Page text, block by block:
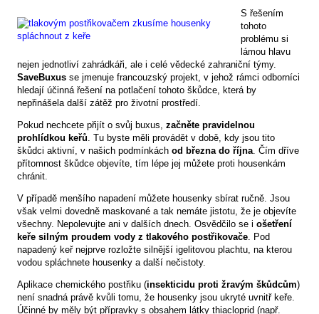
S řešením
tohoto
problému si
lámou hlavu
nejen jednotliví zahrádkáři, ale i celé vědecké zahraniční týmy.
SaveBuxus se jmenuje francouzský projekt, v jehož rámci odborníci
hledají účinná řešení na potlačení tohoto škůdce, která by
nepřinášela další zátěž pro životní prostředí.
Pokud nechcete přijít o svůj buxus, začněte pravidelnou
prohlídkou keřů . Tu byste měli provádět v době, kdy jsou tito
škůdci aktivní, v našich podmínkách od března do října . Čím dříve
přítomnost škůdce objevíte, tím lépe jej můžete proti housenkám
chránit.
V případě menšího napadení můžete housenky sbírat ručně. Jsou
však velmi dovedně maskované a tak nemáte jistotu, že je objevíte
všechny. Nepolevujte ani v dalších dnech. Osvědčilo se i ošetření
keře silným proudem vody z tlakového postřikovače . Pod
napadený keř nejprve rozložte silnější igelitovou plachtu, na kterou
vodou spláchnete housenky a další nečistoty.
Aplikace chemického postřiku (insekticidu proti žravým škůdcům)
není snadná právě kvůli tomu, že housenky jsou ukryté uvnitř keře.
Účinné by měly být přípravky s obsahem látky thiacloprid (např.